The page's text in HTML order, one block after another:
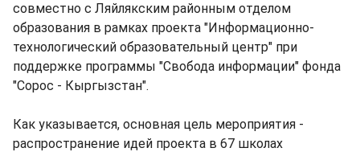
совместно с Ляйлякским районным отделом
образования в рамках проекта "Информационно-
технологический образовательный центр" при
поддержке программы "Свобода информации" фонда
"Сорос - Кыргызстан".
Как указывается, основная цель мероприятия -
распространение идей проекта в 67 школах